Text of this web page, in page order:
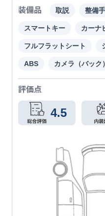
装備品 取説 整備
スマートキー カーナ
フルフラットシート
ABS カメラ（バック）
評価点
4.5